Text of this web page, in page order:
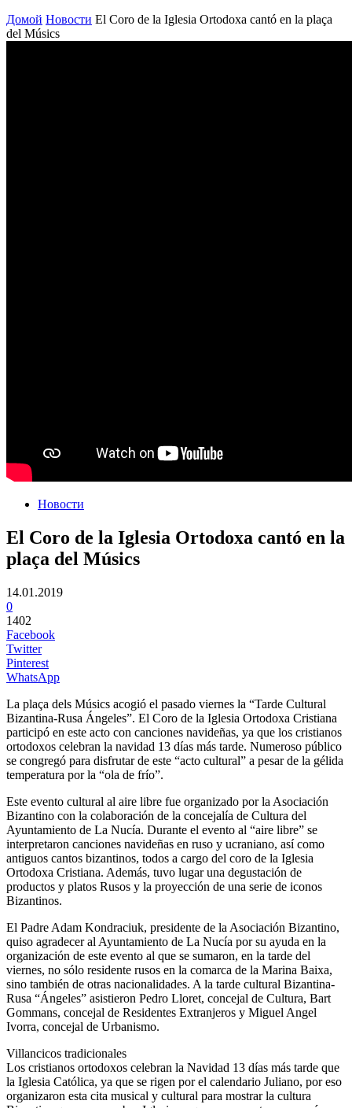
Домой Новости El Coro de la Iglesia Ortodoxa cantó en la plaça
del Músics
Новости
El Coro de la Iglesia Ortodoxa cantó en la
plaça del Músics
14.01.2019
0
1402
Facebook
Twitter
Pinterest
WhatsApp
La plaça dels Músics acogió el pasado viernes la “Tarde Cultural
Bizantina-Rusa Ángeles”. El Coro de la Iglesia Ortodoxa Cristiana
participó en este acto con canciones navideñas, ya que los cristianos
ortodoxos celebran la navidad 13 días más tarde. Numeroso público
se congregó para disfrutar de este “acto cultural” a pesar de la gélida
temperatura por la “ola de frío”.
Este evento cultural al aire libre fue organizado por la Asociación
Bizantino con la colaboración de la concejalía de Cultura del
Ayuntamiento de La Nucía. Durante el evento al “aire libre” se
interpretaron canciones navideñas en ruso y ucraniano, así como
antiguos cantos bizantinos, todos a cargo del coro de la Iglesia
Ortodoxa Cristiana. Además, tuvo lugar una degustación de
productos y platos Rusos y la proyección de una serie de iconos
Bizantinos.
El Padre Adam Kondraciuk, presidente de la Asociación Bizantino,
quiso agradecer al Ayuntamiento de La Nucía por su ayuda en la
organización de este evento al que se sumaron, en la tarde del
viernes, no sólo residente rusos en la comarca de la Marina Baixa,
sino también de otras nacionalidades. A la tarde cultural Bizantina-
Rusa “Ángeles” asistieron Pedro Lloret, concejal de Cultura, Bart
Gommans, concejal de Residentes Extranjeros y Miguel Angel
Ivorra, concejal de Urbanismo.
Villancicos tradicionales
Los cristianos ortodoxos celebran la Navidad 13 días más tarde que
la Iglesia Católica, ya que se rigen por el calendario Juliano, por eso
organizaron esta cita musical y cultural para mostrar la cultura